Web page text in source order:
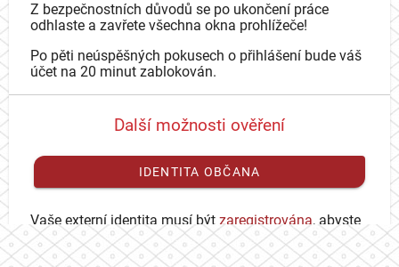
Z bezpečnostních důvodů se po ukončení práce
odhlaste a zavřete všechna okna prohlížeče!
Po pěti neúspěšných pokusech o přihlášení bude váš
účet na 20 minut zablokován.
Další možnosti ověření
IDENTITA OBČANA
Vaše externí identita musí být zaregistrována, abyste
se mohli přihlásit ke svému CAS účtu.